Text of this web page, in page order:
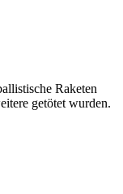
Raketen
getötet wurden.